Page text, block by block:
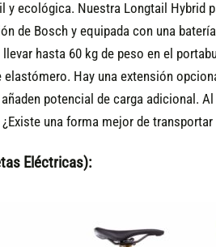
ecológica. Nuestra Longtail
de Bosch y equipada con una
hasta 60 kg de peso en el
Hay una extensión
potencial de carga adicional.
una forma mejor de
Eléctricas):